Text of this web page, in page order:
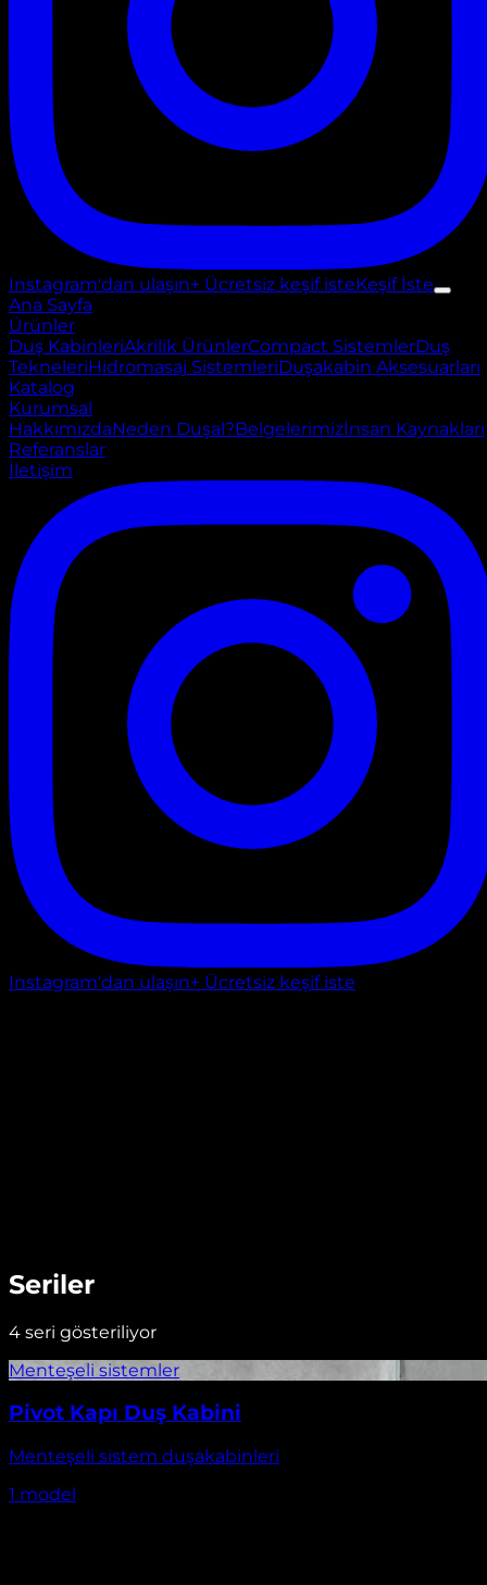
Instagram'dan ulaşın+ Ücretsiz keşif isteKeşif İste
Ana Sayfa
Ürünler
Duş KabinleriAkrilik ÜrünlerCompact SistemlerDuş
TekneleriHidromasaj SistemleriDuşakabin Aksesuarları
Katalog
Kurumsal
HakkımızdaNeden Duşal?Belgelerimizİnsan Kaynakları
Referanslar
İletişim
Instagram'dan ulaşın+ Ücretsiz keşif iste
Seriler
4 seri gösteriliyor
Pivot Kapı Duş Kabini
Menteşeli sistem duşakabinleri
1 model